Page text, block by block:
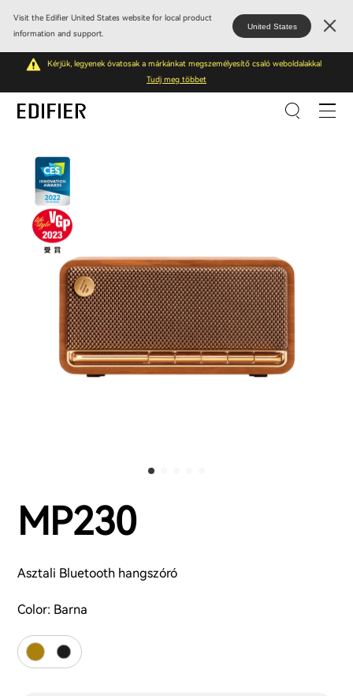
Visit the Edifier United States website for local product
information and support.
United States
Kérjük, legyenek óvatosak a márkánkat megszemélyesítő csaló weboldalakkal
Tudj meg többet
MP230
Asztali Bluetooth hangszóró
Color: Barna